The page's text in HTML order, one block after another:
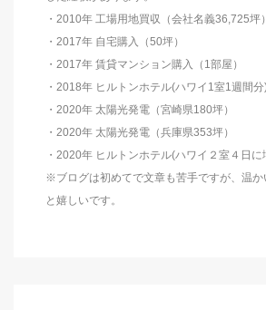
・2010年 工場用地買収（会社名義36,725坪）
・2017年 自宅購入（50坪）
・2017年 賃貸マンション購入（1部屋）
・2018年 ヒルトンホテル(ハワイ1室1週間分
・2020年 太陽光発電（宮崎県180坪）
・2020年 太陽光発電（兵庫県353坪）
・2020年 ヒルトンホテル(ハワイ２室４日に
※ブログは初めてで文章も苦手ですが、温か
と嬉しいです。